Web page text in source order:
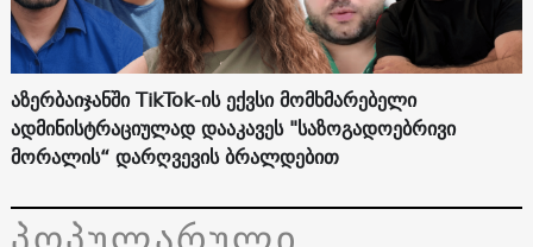
აზერბაიჯანში TikTok-ის ექვსი მომხმარებელი
ადმინისტრაციულად დააკავეს "საზოგადოებრივი
მორალის“ დარღვევის ბრალდებით